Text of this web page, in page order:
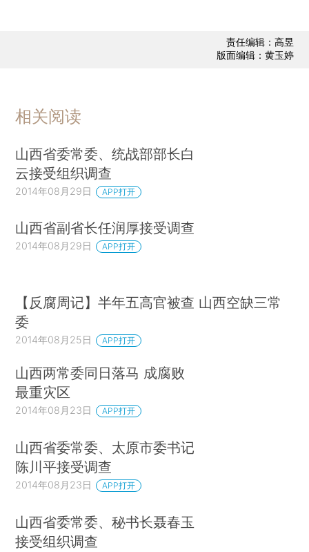
责任编辑：高昱
版面编辑：黄玉婷
相关阅读
山西省委常委、统战部部长白
云接受组织调查
2014年08月29日 APP打开
山西省副省长任润厚接受调查
2014年08月29日 APP打开
【反腐周记】半年五高官被查 山西空缺三常
委
2014年08月25日 APP打开
山西两常委同日落马 成腐败
最重灾区
2014年08月23日 APP打开
山西省委常委、太原市委书记
陈川平接受调查
2014年08月23日 APP打开
山西省委常委、秘书长聂春玉
接受组织调查